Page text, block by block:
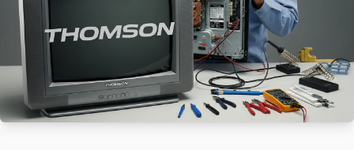
Fatih'da Balaban Ağa mahallesi Thomson kullanıcıları
Balaban Ağa Thomson Açılmıyor Arıza →
Balat Thomson Servis
Thomson TV Balat'de internet bağlantısı sorunuyla
Balat Thomson Açılmıyor Arıza →